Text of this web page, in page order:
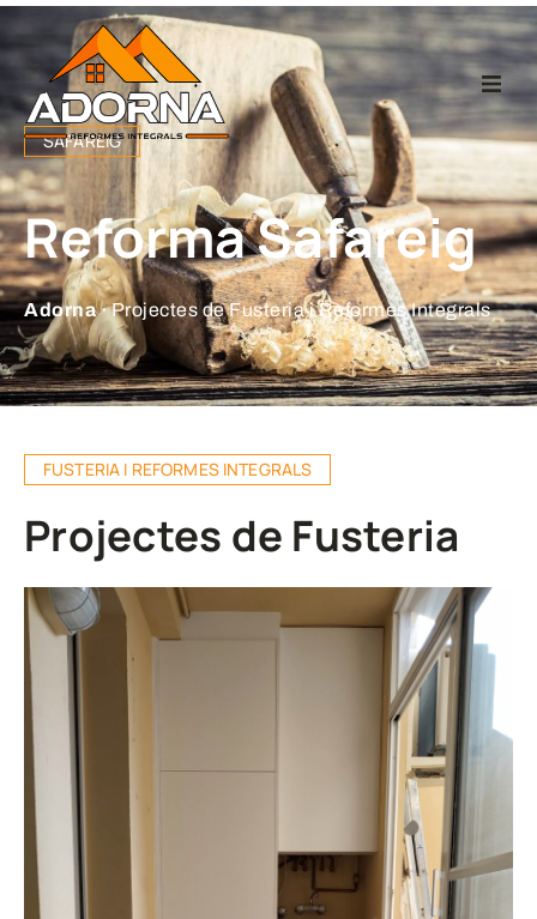
Home
Fusteria
Reformes
Projectes
Empresa
SAFAREIG
Reforma Safareig
Adorna ·Projectes de Fusteria i Reformes Integrals
FUSTERIA I REFORMES INTEGRALS
Projectes de Fusteria